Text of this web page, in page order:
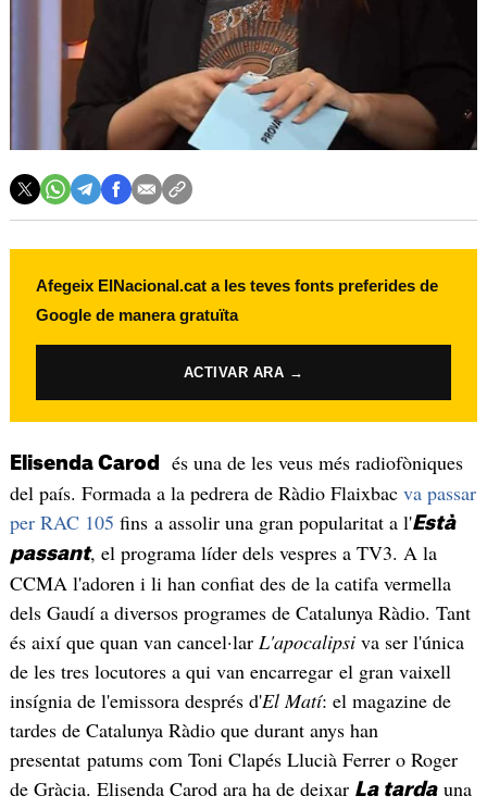
Afegeix ElNacional.cat a les teves fonts preferides de
Google de manera gratuïta
ACTIVAR ARA →
Elisenda Carod és una de les veus més radiofòniques
del país. Formada a la pedrera de Ràdio Flaixbac va passar
per RAC 105 fins a assolir una gran popularitat a l'Està
passant, el programa líder dels vespres a TV3. A la
CCMA l'adoren i li han confiat des de la catifa vermella
dels Gaudí a diversos programes de Catalunya Ràdio. Tant
és així que quan van cancel·lar L'apocalipsi va ser l'única
de les tres locutores a qui van encarregar el gran vaixell
insígnia de l'emissora després d'El Matí: el magazine de
tardes de Catalunya Ràdio que durant anys han
presentat patums com Toni Clapés Llucià Ferrer o Roger
de Gràcia. Elisenda Carod ara ha de deixar La tardauna